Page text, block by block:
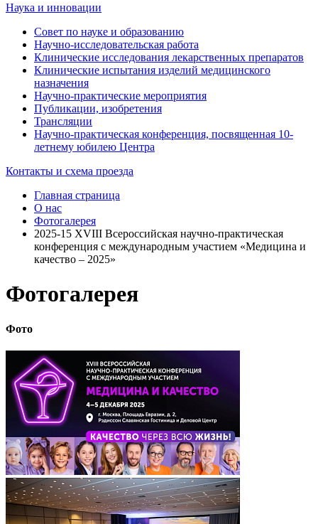
Наука и инновации
Совет по науке и образованию
Научно-исследовательская работа
Клинические исследования лекарственных препаратов
Клинические испытания изделий медицинского
назначения
Научно-практические мероприятия
Публикации, изобретения
Трансляции
Научно-практическая конференция, посвященная 10-
летнему юбилею Центра
Контакты и схема проезда
Главная страница
О нас
Фотогалерея
2025-15 XVIII Всероссийская научно-практическая
конференция с международным участием «Медицина и
качество – 2025»
Фотогалерея
Фото